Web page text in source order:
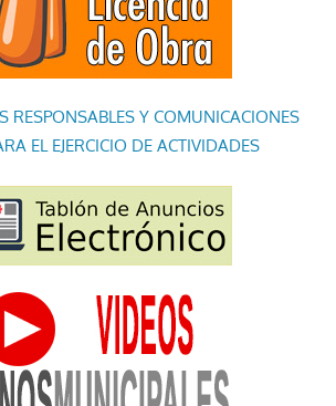
RESPONSABLES Y COMUNICACIONES
EL EJERCICIO DE ACTIVIDADES